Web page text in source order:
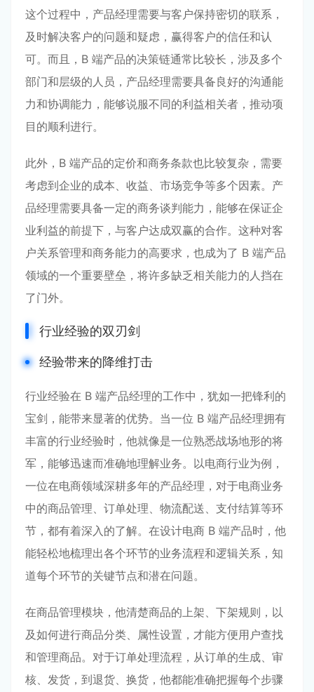
这个过程中，产品经理需要与客户保持密切的联系，
及时解决客户的问题和疑虑，赢得客户的信任和认
可。而且，B 端产品的决策链通常比较长，涉及多个
部门和层级的人员，产品经理需要具备良好的沟通能
力和协调能力，能够说服不同的利益相关者，推动项
目的顺利进行。
此外，B 端产品的定价和商务条款也比较复杂，需要
考虑到企业的成本、收益、市场竞争等多个因素。产
品经理需要具备一定的商务谈判能力，能够在保证企
业利益的前提下，与客户达成双赢的合作。这种对客
户关系管理和商务能力的高要求，也成为了 B 端产品
领域的一个重要壁垒，将许多缺乏相关能力的人挡在
了门外。
行业经验的双刃剑
经验带来的降维打击
行业经验在 B 端产品经理的工作中，犹如一把锋利的
宝剑，能带来显著的优势。当一位 B 端产品经理拥有
丰富的行业经验时，他就像是一位熟悉战场地形的将
军，能够迅速而准确地理解业务。以电商行业为例，
一位在电商领域深耕多年的产品经理，对于电商业务
中的商品管理、订单处理、物流配送、支付结算等环
节，都有着深入的了解。在设计电商 B 端产品时，他
能轻松地梳理出各个环节的业务流程和逻辑关系，知
道每个环节的关键节点和潜在问题。
在商品管理模块，他清楚商品的上架、下架规则，以
及如何进行商品分类、属性设置，才能方便用户查找
和管理商品。对于订单处理流程，从订单的生成、审
核、发货，到退货、换货，他都能准确把握每个步骤